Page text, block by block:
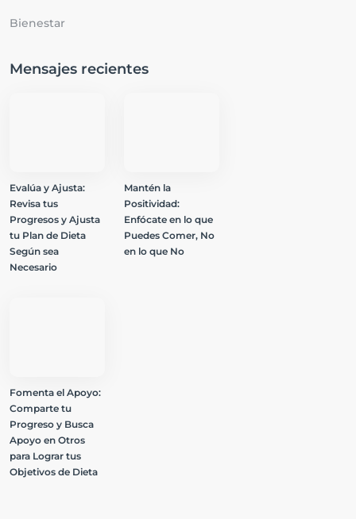
Bienestar
Mensajes recientes
Evalúa y Ajusta:
Revisa tus
Progresos y Ajusta
tu Plan de Dieta
Según sea
Necesario
Mantén la
Positividad:
Enfócate en lo que
Puedes Comer, No
en lo que No
Fomenta el Apoyo:
Comparte tu
Progreso y Busca
Apoyo en Otros
para Lograr tus
Objetivos de Dieta